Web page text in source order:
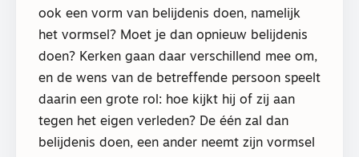
ook een vorm van belijdenis doen, namelijk
het vormsel? Moet je dan opnieuw belijdenis
doen? Kerken gaan daar verschillend mee om,
en de wens van de betreffende persoon speelt
daarin een grote rol: hoe kijkt hij of zij aan
tegen het eigen verleden? De één zal dan
belijdenis doen, een ander neemt zijn vormsel